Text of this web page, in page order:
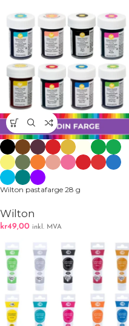
Wilton pastafarge 28 g
Wilton
kr49,00 inkl. MVA